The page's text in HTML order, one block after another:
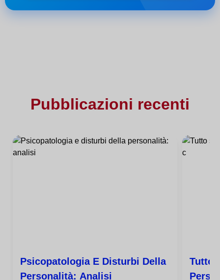
Pubblicazioni recenti
Psicopatologia E Disturbi Della
Personalità: Analisi
Tutto